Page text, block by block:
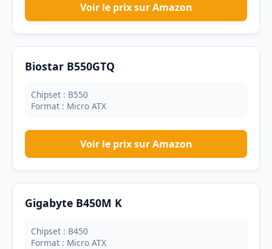
Voir le prix sur Amazon
Biostar B550GTQ
Chipset : B550
Format : Micro ATX
Voir le prix sur Amazon
Gigabyte B450M K
Chipset : B450
Format : Micro ATX